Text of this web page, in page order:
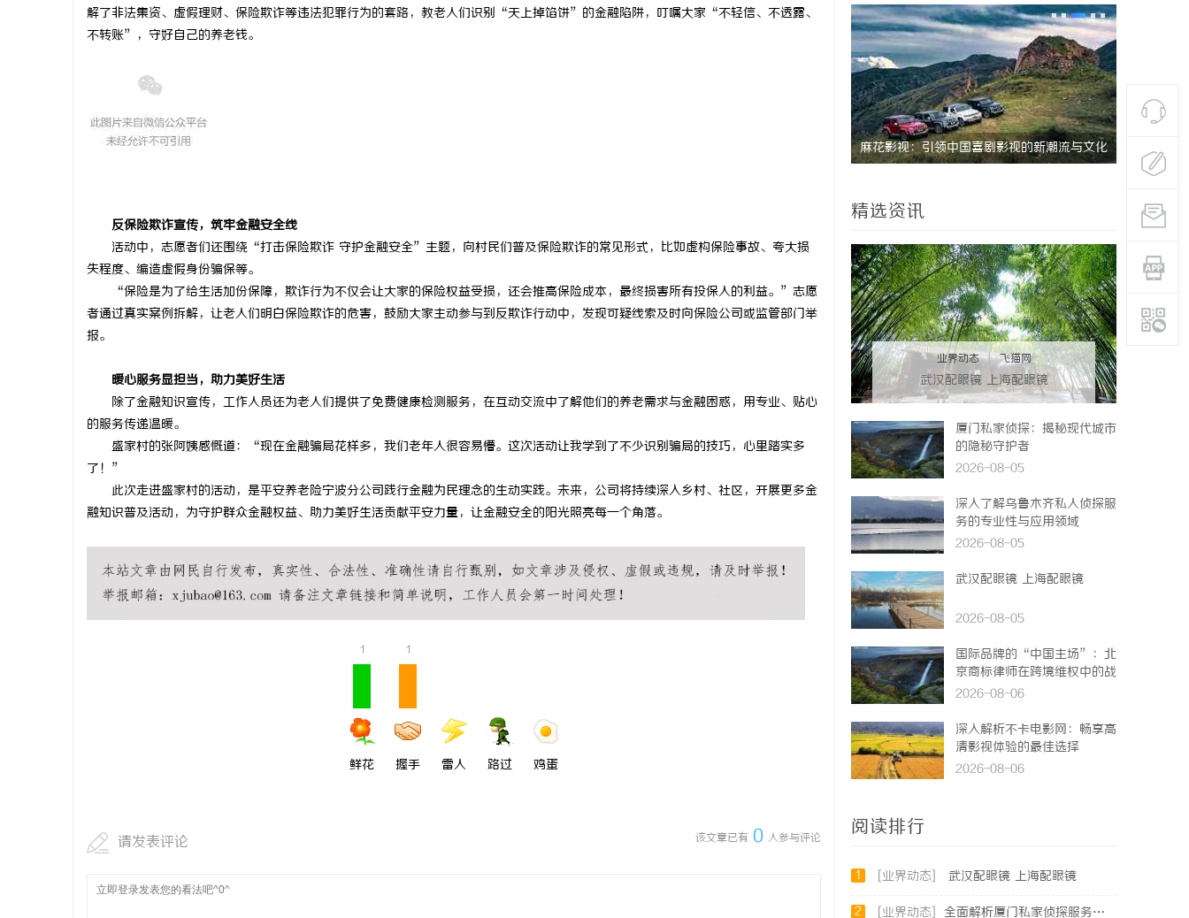
解了非法集资、虚假理财、保险欺诈等违法犯罪行为的套路，教老人们识别“天上掉馅饼”的金融陷阱，叮嘱大家“不轻信、不透露、
不转账”，守好自己的养老钱。
反保险欺诈宣传，筑牢金融安全线
活动中，志愿者们还围绕“打击保险欺诈 守护金融安全”主题，向村民们普及保险欺诈的常见形式，比如虚构保险事故、夸大损
失程度、编造虚假身份骗保等。
“保险是为了给生活加份保障，欺诈行为不仅会让大家的保险权益受损，还会推高保险成本，最终损害所有投保人的利益。”志愿
者通过真实案例拆解，让老人们明白保险欺诈的危害，鼓励大家主动参与到反欺诈行动中，发现可疑线索及时向保险公司或监管部门举
报。
暖心服务显担当，助力美好生活
除了金融知识宣传，工作人员还为老人们提供了免费健康检测服务，在互动交流中了解他们的养老需求与金融困惑，用专业、贴心
的服务传递温暖。
盛家村的张阿姨感慨道：“现在金融骗局花样多，我们老年人很容易懵。这次活动让我学到了不少识别骗局的技巧，心里踏实多
了！”
此次走进盛家村的活动，是平安养老险宁波分公司践行金融为民理念的生动实践。未来，公司将持续深入乡村、社区，开展更多金
融知识普及活动，为守护群众金融权益、助力美好生活贡献平安力量，让金融安全的阳光照亮每一个角落。
1
鲜花
1
握手 雷人 路过 鸡蛋
该文章已有 0 人参与评论
请发表评论
麻花影视：引领中国喜剧影视的新潮流与文化 温婉灵动
唇，才是
气质加分项
精选资讯
业界动态 | 飞猫网
武汉配眼镜 上海配眼镜
厦门私家侦探：揭秘现代城市
的隐秘守护者
2026-08-05
深入了解乌鲁木齐私人侦探服
务的专业性与应用领域
2026-08-05
武汉配眼镜 上海配眼镜
2026-08-05
国际品牌的“中国主场”：北
京商标律师在跨境维权中的战
略支点
2026-08-06
深入解析不卡电影网：畅享高
清影视体验的最佳选择
2026-08-06
阅读排行
1 [业界动态] 武汉配眼镜 上海配眼镜
2 [业界动态] 全面解析厦门私家侦探服务的专业性与应用场景